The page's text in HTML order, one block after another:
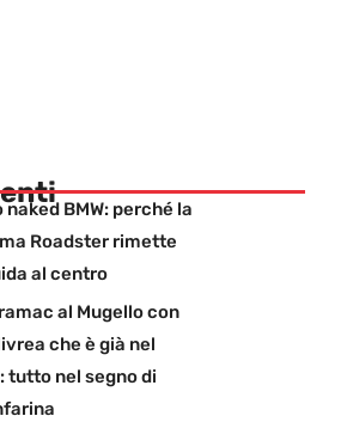
naked BMW: perché la
Roadster rimette
al centro
al Mugello con
che è già nel
tutto nel segno di